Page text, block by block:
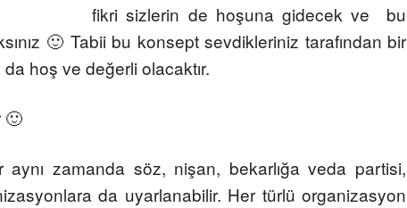
fikri sizlerin de hoşuna gidecek ve bu
🙂 Tabii bu konsept sevdikleriniz tarafından bir
da hoş ve değerli olacaktır.
🙂
aynı zamanda söz, nişan, bekarlığa veda partisi,
da uyarlanabilir. Her türlü organizasyon